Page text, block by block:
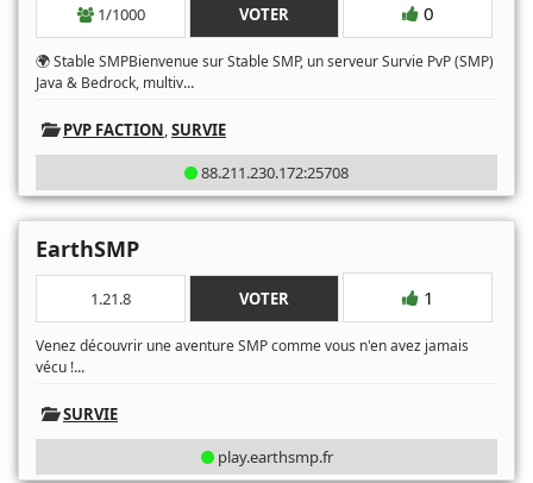
1/1000 VOTER 0
🌍 Stable SMPBienvenue sur Stable SMP, un serveur Survie PvP (SMP)
Java & Bedrock, multiv...
PVP FACTION,SURVIE
88.211.230.172:25708
EarthSMP
1.21.8 VOTER 1
Venez découvrir une aventure SMP comme vous n'en avez jamais
vécu !...
SURVIE
play.earthsmp.fr